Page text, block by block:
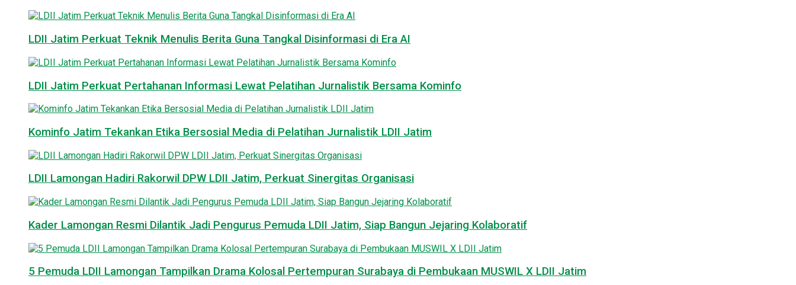
LDII Jatim Perkuat Teknik Menulis Berita Guna Tangkal Disinformasi di Era AI
LDII Jatim Perkuat Pertahanan Informasi Lewat Pelatihan Jurnalistik Bersama Kominfo
Kominfo Jatim Tekankan Etika Bersosial Media di Pelatihan Jurnalistik LDII Jatim
LDII Lamongan Hadiri Rakorwil DPW LDII Jatim, Perkuat Sinergitas Organisasi
Kader Lamongan Resmi Dilantik Jadi Pengurus Pemuda LDII Jatim, Siap Bangun Jejaring Kolaboratif
5 Pemuda LDII Lamongan Tampilkan Drama Kolosal Pertempuran Surabaya di Pembukaan MUSWIL X LDII Jatim